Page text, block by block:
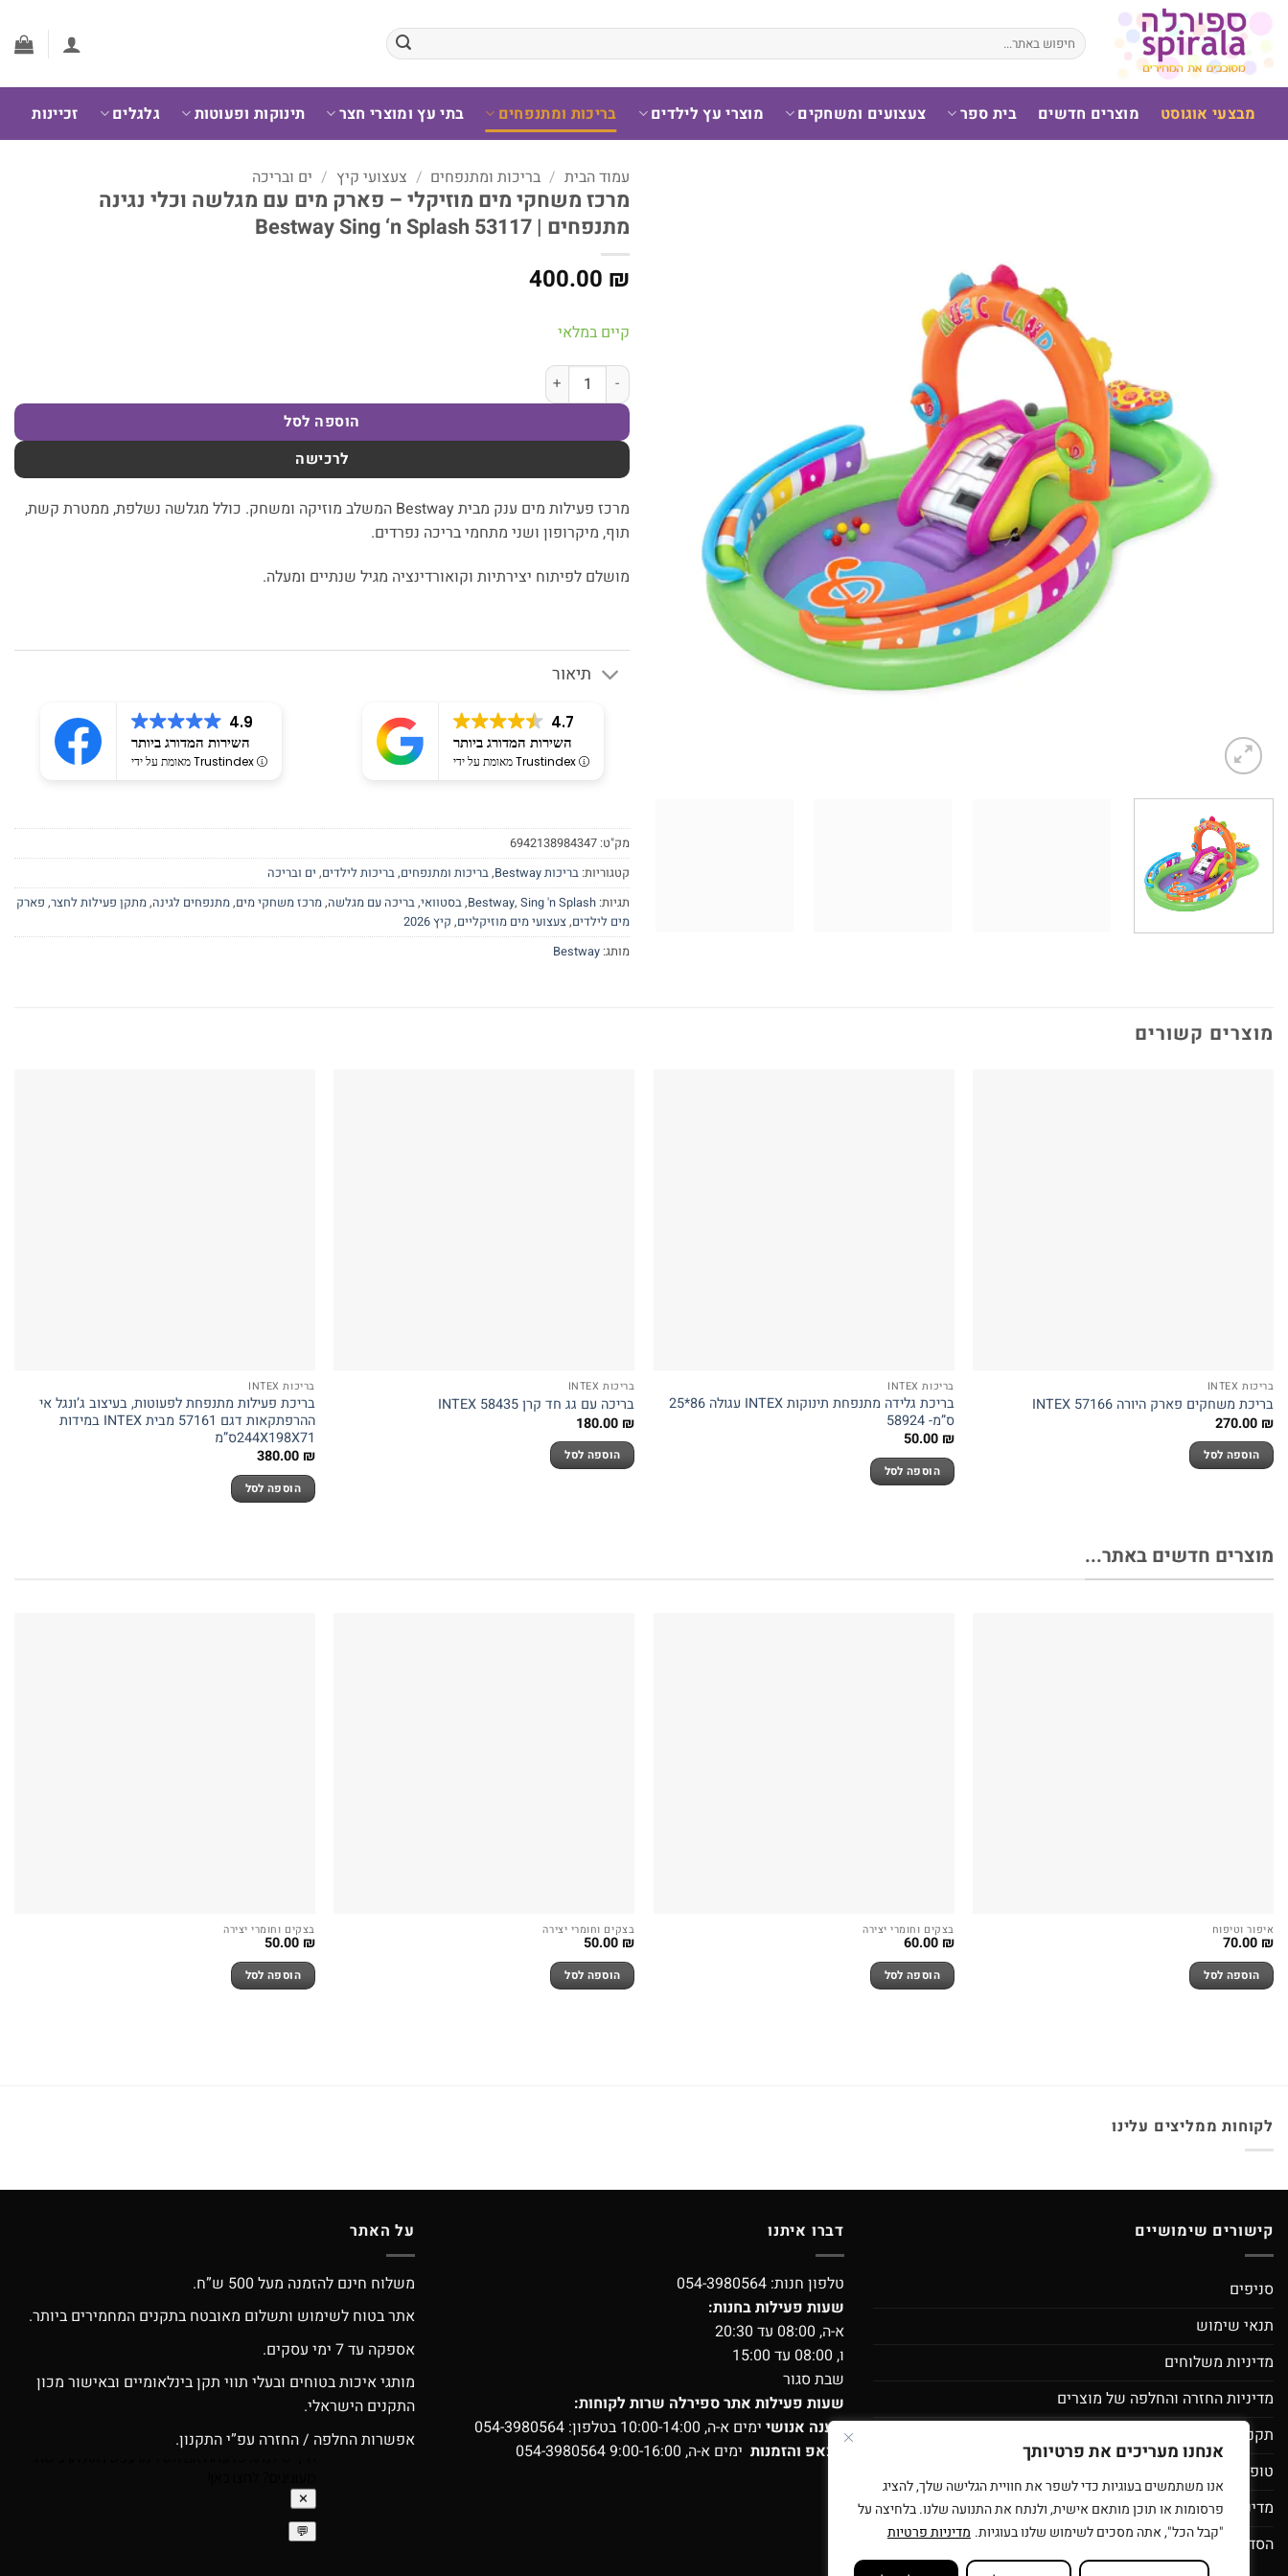
אנחנו מעריכים את פרטיותך
אנו משתמשים בעוגיות כדי לשפר את חוויית הגלישה שלך, להציג
פרסומות או תוכן מותאם אישית, ולנתח את התנועה שלנו. בלחיצה על
"קבל הכל", אתה מסכים לשימוש שלנו בעוגיות. מדיניות פרטיות
דלג
לתוכן
חיפוש
עבור:
מבצעי אוגוסט מוצרים חדשים בית ספר צעצועים ומשחקים מוצרי עץ לילדים בריכות ומתנפחים בתי עץ ומוצרי חצר תינוקות ופעוטות גלגלים זכיינות
עמוד הבית / בריכות ומתנפחים / צעצועי קיץ / ים ובריכה
מרכז משחקי מים מוזיקלי – פארק מים עם מגלשה וכלי נגינה
מתנפחים | Bestway Sing ‘n Splash 53117
400.00 ₪
קיים במלאי
כמות של מרכז משחקי מים מוזיקלי – פארק מים עם מגלשה וכלי נגינה מתנפחים | Bestway Sing 'n Splash 53117
הוספה לסל
לרכישה
מרכז פעילות מים ענק מבית Bestway המשלב מוזיקה ומשחק. כולל מגלשה נשלפת, ממטרת קשת,
תוף, מיקרופון ושני מתחמי בריכה נפרדים.
מושלם לפיתוח יצירתיות וקואורדינציה מגיל שנתיים ומעלה.
תיאור
4.7
השירות המדורג ביותר
מאומת על ידי Trustindex
4.9
השירות המדורג ביותר
מאומת על ידי Trustindex
מק"ט: 6942138984347
קטגוריות: בריכות Bestway ,בריכות ומתנפחים,בריכות לילדים, ים ובריכה
תגיות:
Bestway, Sing 'n Splash
,בסטוואי,בריכה עם מגלשה,מרכז משחקי מים,מתנפחים לגינה,מתקן פעילות לחצר, פארק
מים לילדים,צעצועי מים מוזיקליים, קיץ 2026
מותג: Bestway
מוצרים קשורים
בריכות INTEX
בריכת משחקים פארק היורה INTEX 57166
270.00 ₪
הוספה לסל
בריכות INTEX
בריכת גלידה מתנפחת תינוקות INTEX עגולה 86*25
ס”מ- 58924
50.00 ₪
הוספה לסל
בריכות INTEX
בריכה עם גג חד קרן INTEX 58435
180.00 ₪
הוספה לסל
בריכות INTEX
בריכת פעילות מתנפחת לפעוטות, בעיצוב ג’ונגל אי
ההרפתקאות דגם 57161 מבית INTEX במידות
244X198X71ס”מ
380.00 ₪
הוספה לסל
מוצרים חדשים באתר...
איפור וטיפוח
70.00 ₪
הוספה לסל
בצקים וחומרי יצירה
60.00 ₪
הוספה לסל
בצקים וחומרי יצירה
50.00 ₪
הוספה לסל
בצקים וחומרי יצירה
50.00 ₪
הוספה לסל
לקוחות ממליצים עלינו
קישורים שימושיים
סניפים
תנאי שימוש
מדיניות משלוחים
מדיניות החזרה והחלפה של מוצרים
תקנון מועדון לקוחות ספירלה- מסובבים את המחירים
טופס בקשת מחיקת פרטי משתמש
מדיניות פרטיות
הסדרי נגישות
דברו איתנו
טלפון חנות: 054-3980564
שעות פעילות בחנות:
א-ה, 08:00 עד 20:30
ו, 08:00 עד 15:00
שבת סגור
שעות פעילות אתר ספירלה שרות לקוחות:
מענה אנושי ימים א-ה, 10:00-14:00 בטלפון:
054-3980564
ווצאפ והזמנות ימים א-ה, 9:00-16:00 054-3980564
על האתר
משלוח חינם להזמנה מעל 500 ש”ח.
אתר בטוח לשימוש ותשלום מאובטח בתקנים המחמירים ביותר.
אספקה עד 7 ימי עסקים.
מותגי איכות בטוחים ובעלי תווי תקן בינלאומיים ובאישור מכון
התקנים הישראלי.
אפשרות החלפה / החזרה עפ”י התקנון.